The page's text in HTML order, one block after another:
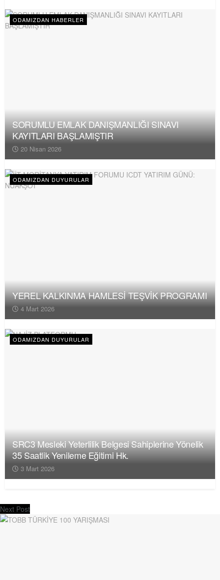
ODAMIZDAN HABERLER
SORUMLU EMLAK DANIŞMANLIĞI SINAVI
KAYITLARI BAŞLAMIŞTIR
20 Nisan 2026
ODAMIZDAN DUYURULAR
YEREL KALKINMA HAMLESİ TEŞVİK PROGRAMI
4 Mart 2026
ODAMIZDAN DUYURULAR
SRC3 Mesleki Yeterlilik Belgesi Sahiplerine Yönelik
35 Saatlik Yenileme Eğitimi Hk.
3 Mart 2026
Next Post